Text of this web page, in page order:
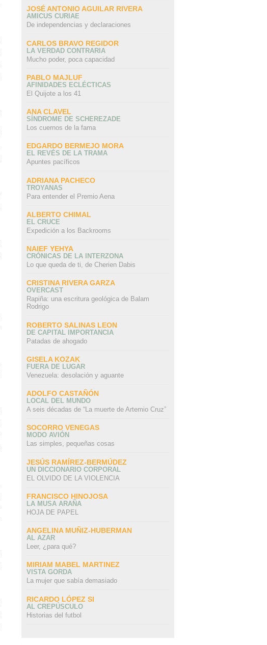
JOSÉ ANTONIO AGUILAR RIVERA
AMICUS CURIAE
De independencias y declaraciones
CARLOS BRAVO REGIDOR
LA VERDAD CONTRARIA
Mucho poder, poca capacidad
PABLO MAJLUF
AFINIDADES ECLÉCTICAS
El Quijote a los 41
ANA CLAVEL
SÍNDROME DE SCHEREZADE
Los cuernos de la fama
EDGARDO BERMEJO MORA
EL REVÉS DE LA TRAMA
Apuntes pacíficos
ADRIANA PACHECO
TROYANAS
Para entender el Premio Aena
ALBERTO CHIMAL
EL CRUCE
Expedición a los Backrooms
NAIEF YEHYA
CRÓNICAS DE LA INTERZONA
Lo que queda de ti, de Cherien Dabis
CRISTINA RIVERA GARZA
OVERCAST
Rapiña: una escritura geológica de Balam
Rodrigo
ROBERTO SALINAS LEON
DE CAPITAL IMPORTANCIA
Patadas de ahogado
GISELA KOZAK
FUERA DE LUGAR
Venezuela: desolación y aguante
ADOLFO CASTAÑÓN
LOCAL DEL MUNDO
A seis décadas de “La muerte de Artemio Cruz”
SOCORRO VENEGAS
MODO AVIÓN
Las simples, pequeñas cosas
JESÚS RAMÍREZ-BERMÚDEZ
UN DICCIONARIO CORPORAL
EL OLVIDO DE LA VIOLENCIA
FRANCISCO HINOJOSA
LA MUSA ARAÑA
HOJA DE PAPEL
ANGELINA MUÑIZ-HUBERMAN
AL AZAR
Leer, ¿para qué?
MIRIAM MABEL MARTINEZ
VISTA GORDA
La mujer que sabía demasiado
RICARDO LÓPEZ SI
AL CREPÚSCULO
Historias del futbol